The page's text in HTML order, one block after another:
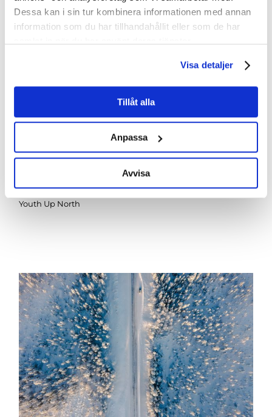
Dessa kan i sin tur kombinera informationen med annan
information som du har tillhandahållit eller som de har
Visa detaljer
Tillåt alla
Anpassa
Avvisa
Vindeln
Youth Up North